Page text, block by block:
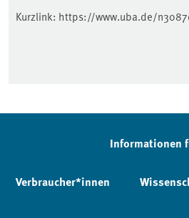
Kurzlink: https://www.uba.de/
Informationen
Verbraucher*innen